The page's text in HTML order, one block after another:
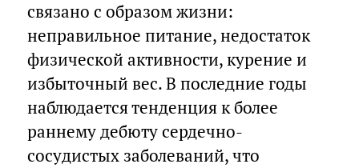
связано с образом жизни:
неправильное питание, недостаток
физической активности, курение и
избыточный вес. В последние годы
наблюдается тенденция к более
раннему дебюту сердечно-
сосудистых заболеваний, что